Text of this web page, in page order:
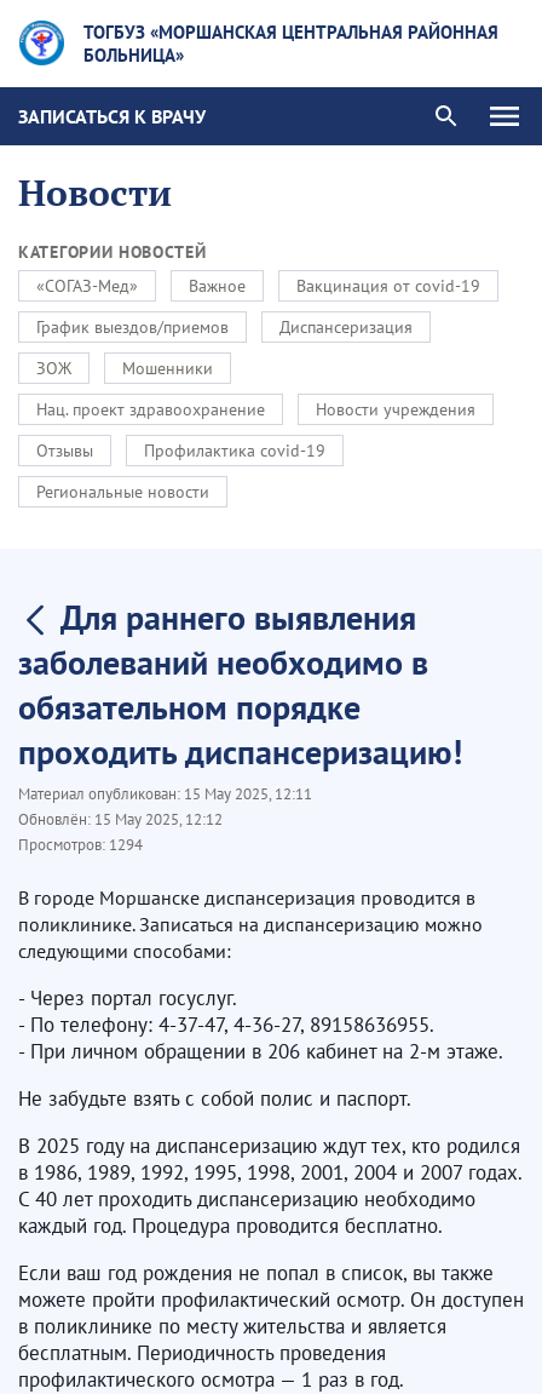
ТОГБУЗ «МОРШАНСКАЯ ЦЕНТРАЛЬНАЯ РАЙОННАЯ
БОЛЬНИЦА»
ЗАПИСАТЬСЯ К ВРАЧУ
Новости
КАТЕГОРИИ НОВОСТЕЙ
«СОГАЗ-Мед»
Важное
Вакцинация от covid-19
График выездов/приемов
Диспансеризация
ЗОЖ
Мошенники
Нац. проект здравоохранение
Новости учреждения
Отзывы
Профилактика covid-19
Региональные новости
Для раннего выявления
заболеваний необходимо в
обязательном порядке
проходить диспансеризацию!
Материал опубликован: 15 May 2025, 12:11
Обновлён: 15 May 2025, 12:12
Просмотров: 1294
В городе Моршанске диспансеризация проводится в
поликлинике. Записаться на диспансеризацию можно
следующими способами:
- Через портал госуслуг.
- По телефону: 4-37-47, 4-36-27, 89158636955.
- При личном обращении в 206 кабинет на 2-м этаже.
Не забудьте взять с собой полис и паспорт.
В 2025 году на диспансеризацию ждут тех, кто родился
в 1986, 1989, 1992, 1995, 1998, 2001, 2004 и 2007 годах.
С 40 лет проходить диспансеризацию необходимо
каждый год. Процедура проводится бесплатно.
Если ваш год рождения не попал в список, вы также
можете пройти профилактический осмотр. Он доступен
в поликлинике по месту жительства и является
бесплатным. Периодичность проведения
профилактического осмотра — 1 раз в год.